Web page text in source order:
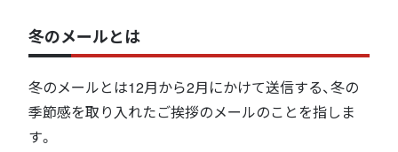
冬のメールとは
冬のメールとは12月から2月にかけて送信する、冬の
季節感を取り入れたご挨拶のメールのことを指しま
す。